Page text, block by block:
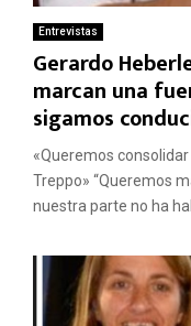
Entrevistas
Gerardo
marcan una
sigamos
«Queremos
Treppo» “Queremos
nuestra parte no ha